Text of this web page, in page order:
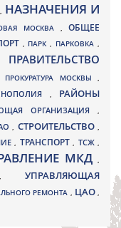
, НАЗНАЧЕНИЯ И
МОСКВА ,ОБЩЕЕ
, ПАРК, ПАРКОВКА ,
ПРАВИТЕЛЬСТВО
ПРОКУРАТУРА МОСКВЫ ,
, РАЙОНЫ
ОРГАНИЗАЦИЯ ,
, СТРОИТЕЛЬСТВО,
, ТРАНСПОРТ , ТСЖ ,
МКД ,
,УПРАВЛЯЮЩАЯ
РЕМОНТА , ЦАО,